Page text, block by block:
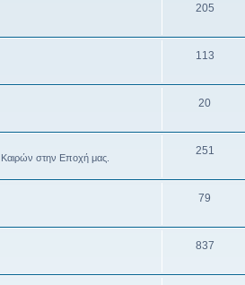
205
113
20
Καιρών στην Εποχή μας.
251
79
837